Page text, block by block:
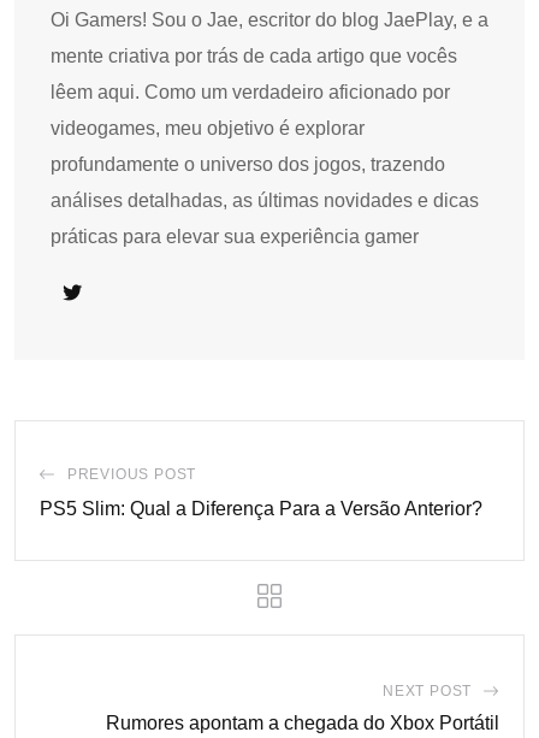
Oi Gamers! Sou o Jae, escritor do blog JaePlay, e a
mente criativa por trás de cada artigo que vocês
lêem aqui. Como um verdadeiro aficionado por
videogames, meu objetivo é explorar
profundamente o universo dos jogos, trazendo
análises detalhadas, as últimas novidades e dicas
práticas para elevar sua experiência gamer
PREVIOUS POST
PS5 Slim: Qual a Diferença Para a Versão Anterior?
NEXT POST
Rumores apontam a chegada do Xbox Portátil